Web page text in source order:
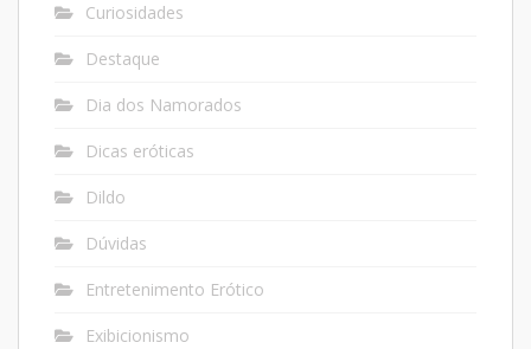
Curiosidades
Destaque
Dia dos Namorados
Dicas eróticas
Dildo
Dúvidas
Entretenimento Erótico
Exibicionismo